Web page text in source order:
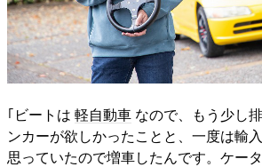
｢ビートは 軽自動車 なので、もう少し
ンカーが欲しかったことと、一度は輸
思っていたので増車したんです。ケー